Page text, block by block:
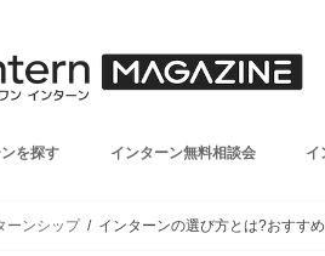
を探す インターン無料相談会 イ
ーンシップ インターンの選び方とは?おすす